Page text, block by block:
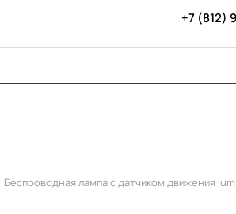
+7 (812)
Беспроводная лампа с датчиком движения